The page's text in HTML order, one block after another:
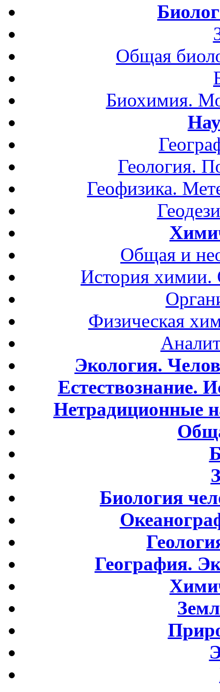
Общая
Биохимия.
Геология.
Геофизика.
Общая и
История
Физическая
Экология.
Естествознание.
Нетрадиционные
Биология
География.